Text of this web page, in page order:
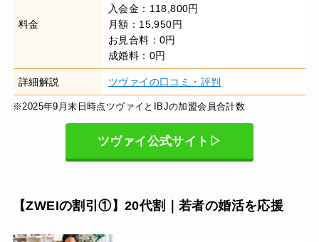
料金
入会金：118,800円
月額：15,950円
お見合料：0円
成婚料：0円
詳細解説 ツヴァイの口コミ・評判
※2025年9月末日時点ツヴァイとIBJの加盟会員合計数
ツヴァイ公式サイト▷
【ZWEIの割引①】20代割｜若者の婚活を応援